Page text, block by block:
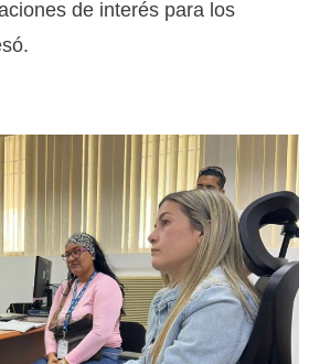
de interés para los